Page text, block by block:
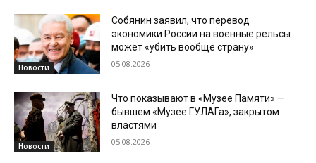
Новости
Собянин заявил, что перевод
экономики России на военные рельсы
может «убить вообще страну»
05.08.2026
Новости
Что показывают в «Музее Памяти» —
бывшем «Музее ГУЛАГа», закрытом
властями
05.08.2026